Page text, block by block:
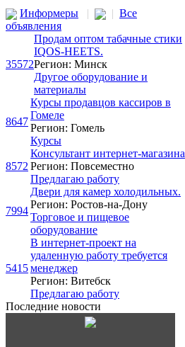
Информеры
| | Все
объявления
35572
Продам оптом табачные стики
IQOS-HEETS.
Регион: Минск
Другое оборудование и
материалы
8647
Курсы продавцов кассиров в
Гомеле
Регион: Гомель
Курсы
8572
Консультaнт интeрнeт-мaгaзинa
Регион: Повсеместно
Предлагаю работу
7994
Двери для камер холодильных.
Регион: Ростов-на-Дону
Торговое и пищевое
оборудование
5415
В интернет-проект на
удаленную работу требуется
менеджер
Регион: Витебск
Предлагаю работу
Последние новости